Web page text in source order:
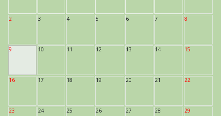
2 3 4 5 6 7 8
9 10 11 12 13 14 15
16 17 18 19 20 21 22
23 24 25 26 27 28 29